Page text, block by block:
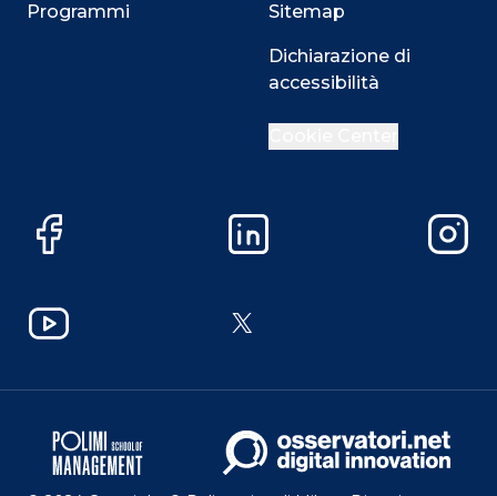
Programmi Sitemap
Dichiarazione di
accessibilità
Facebook LinkedIn
YouTube X